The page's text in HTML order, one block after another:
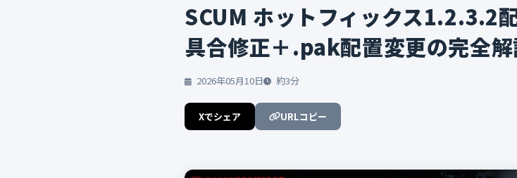
SCUM ホットフィックス1.2.3.2
具合修正＋.pak配置変更の完全
2026年05月10日 約3分
Xでシェア URLコピー